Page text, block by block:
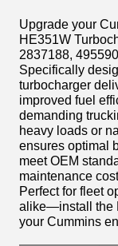
Upgrade your
HE351W
2837188,
Specifically
turbocharger
improved fuel
demanding
heavy loads or
ensures optimal
meet OEM
maintenance
Perfect for fleet
alike—install the
your Cummins